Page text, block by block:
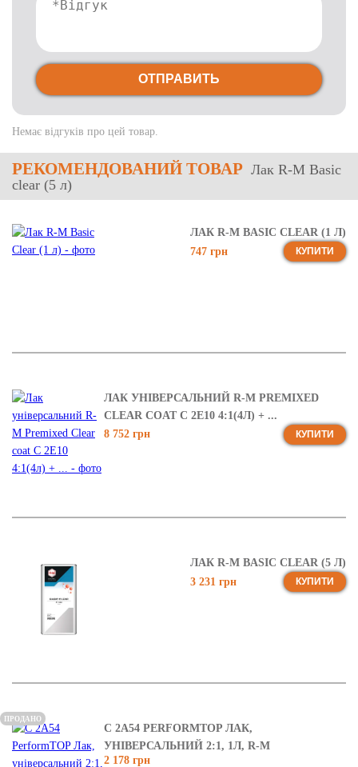
Немає відгуків про цей товар.
ОТПРАВИТЬ
РЕКОМЕНДОВАНИЙ ТОВАР Лак R-M Basic
clear (5 л)
ЛАК R-M BASIC CLEAR (1 Л)
747 грн
КУПИТИ
ЛАК УНІВЕРСАЛЬНИЙ R-M PREMIXED
CLEAR COAT C 2E10 4:1(4Л) + ...
8 752 грн
КУПИТИ
ЛАК R-M BASIC CLEAR (5 Л)
3 231 грн
КУПИТИ
C 2A54 PERFORMTOP ЛАК,
УНІВЕРСАЛЬНИЙ 2:1, 1Л, R-M
2 178 грн
ПРОДАНО